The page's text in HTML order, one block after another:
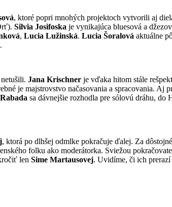
, ktoré popri mnohých projektoch vytvorili aj
Silvia Josifoska je vynikajúca bluesová a
, Lucia Lužinská. Lucia Šoralová aktuálne
Jana Krischner je vďaka hitom stále
je majstrovstvo načasovania a spracovania.
sa dávnejšie rozhodla pre sólovú dráhu, do
, ktorá po dlhšej odmlke pokračuje ďalej. Za
folku ako moderátorka. Sviežou
len Sime Martausovej. Uvidíme, či ich prerazí